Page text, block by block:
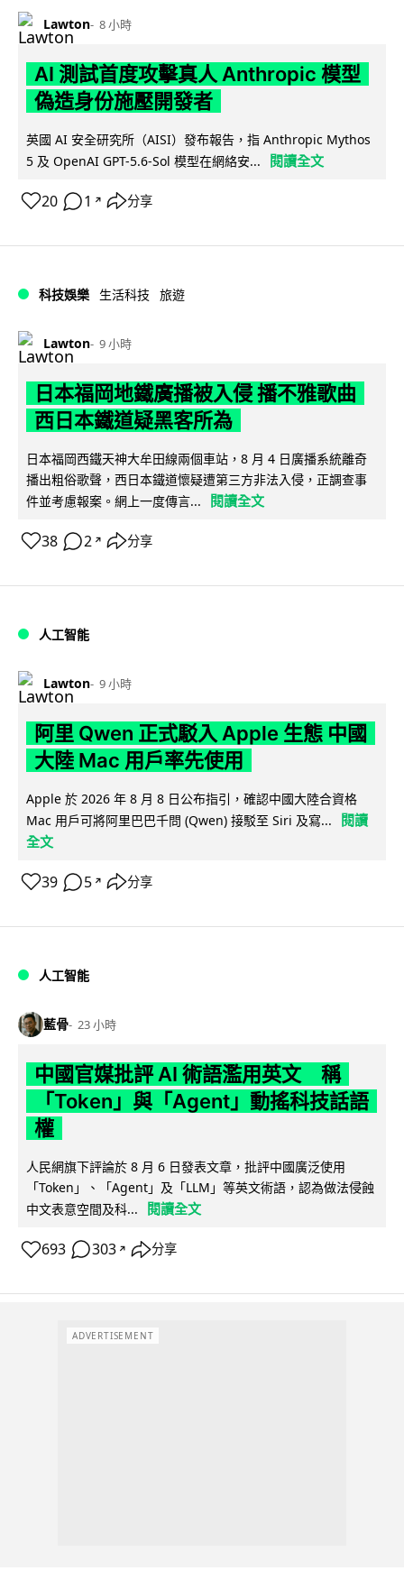
Lawton 8 小時
AI 測試首度攻擊真人 Anthropic 模型
偽造身份施壓開發者
英國 AI 安全研究所（AISI）發布報告，指 Anthropic Mythos
5 及 OpenAI GPT-5.6-Sol 模型在網絡安...
閱讀全文
20 1 ↗ 分享
科技娛樂 生活科技 旅遊
Lawton 9 小時
日本福岡地鐵廣播被入侵 播不雅歌曲
西日本鐵道疑黑客所為
日本福岡西鐵天神大牟田線兩個車站，8 月 4 日廣播系統離奇
播出粗俗歌聲，西日本鐵道懷疑遭第三方非法入侵，正調查事
件並考慮報案。網上一度傳言...
閱讀全文
38 2 ↗ 分享
人工智能
Lawton 9 小時
阿里 Qwen 正式駁入 Apple 生態 中國
大陸 Mac 用戶率先使用
Apple 於 2026 年 8 月 8 日公布指引，確認中國大陸合資格
Mac 用戶可將阿里巴巴千問 (Qwen) 接駁至 Siri 及寫...
閱讀
全文
39 5 ↗ 分享
人工智能
藍骨 23 小時
中國官媒批評 AI 術語濫用英文 稱
「Token」與「Agent」動搖科技話語
權
人民網旗下評論於 8 月 6 日發表文章，批評中國廣泛使用
「Token」、「Agent」及「LLM」等英文術語，認為做法侵蝕
中文表意空間及科...
閱讀全文
693 303 ↗ 分享
ADVERTISEMENT